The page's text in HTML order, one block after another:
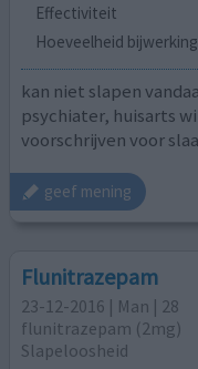
Effectiviteit
Hoeveelheid
kan niet slapen
psychiater, huisarts
voorschrijven voor
geef mening
Flunitrazepam
23-12-2016 | Man | 28
flunitrazepam (2mg)
Slapeloosheid